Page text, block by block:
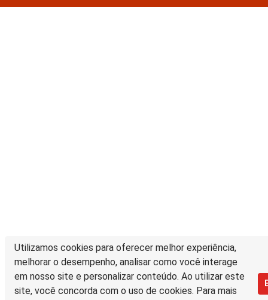
Utilizamos cookies para oferecer melhor experiência,
melhorar o desempenho, analisar como você interage
em nosso site e personalizar conteúdo. Ao utilizar este
site, você concorda com o uso de cookies. Para mais